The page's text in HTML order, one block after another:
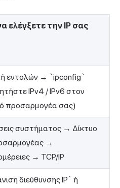
ελέγξετε την IP σας
εντολών → `ipconfig`
IPv4 / IPv6 στον
προσαρμογέα σας)
συστήματος → Δίκτυο
→
→ TCP/IP
διεύθυνσης IP` ή